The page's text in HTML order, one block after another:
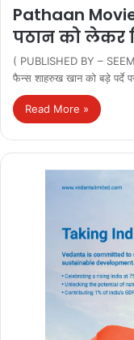
Pathaan
पठान को लेकर
( PUBLISHED BY –
फैन्स शाहरुख खान को बड़े पर्दे
Read More »